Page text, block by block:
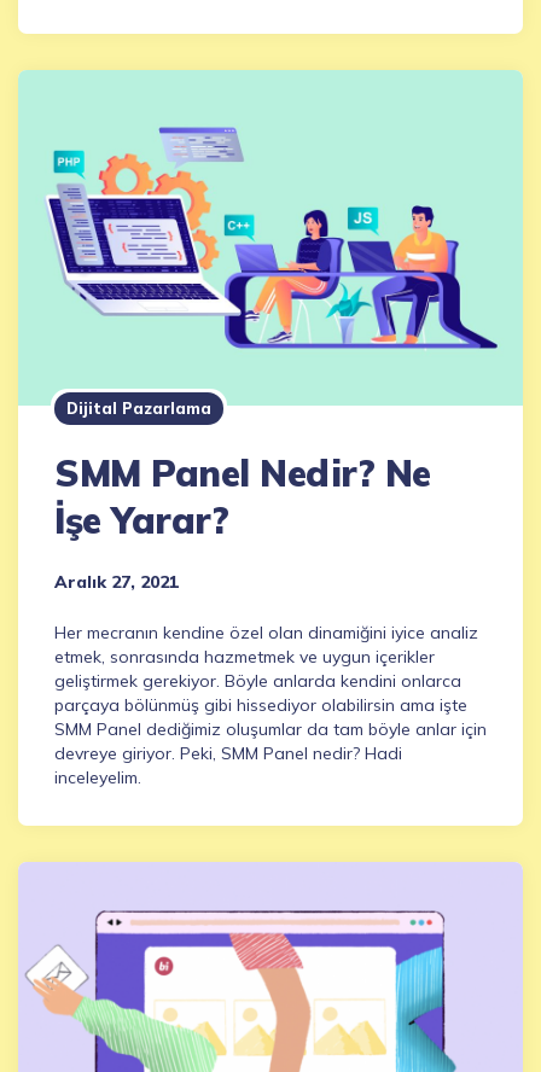
Dijital Pazarlama
SMM Panel Nedir? Ne
İşe Yarar?
Aralık 27, 2021
Her mecranın kendine özel olan dinamiğini iyice analiz
etmek, sonrasında hazmetmek ve uygun içerikler
geliştirmek gerekiyor. Böyle anlarda kendini onlarca
parçaya bölünmüş gibi hissediyor olabilirsin ama işte
SMM Panel dediğimiz oluşumlar da tam böyle anlar için
devreye giriyor. Peki, SMM Panel nedir? Hadi
inceleyelim.